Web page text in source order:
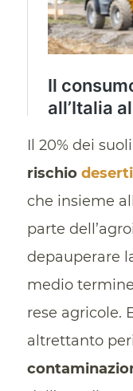
Il 20% dei
rischio
che insieme
parte
depauperare
medio
rese agricole.
altrettanto